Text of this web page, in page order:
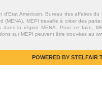
Américain, Bureau des affaires
(MENA). MEPI travaille à créer des
dans la région MENA. Pour ce faire,
sur MEPI peuvent être trouvées au
POWERED BY STELFAIR